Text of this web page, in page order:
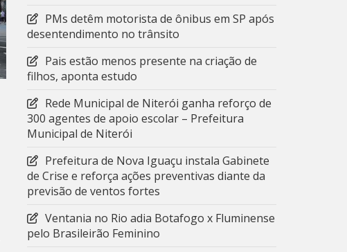
PMs detêm motorista de ônibus em SP após
desentendimento no trânsito
Pais estão menos presente na criação de
filhos, aponta estudo
Rede Municipal de Niterói ganha reforço de
300 agentes de apoio escolar – Prefeitura
Municipal de Niterói
Prefeitura de Nova Iguaçu instala Gabinete
de Crise e reforça ações preventivas diante da
previsão de ventos fortes
Ventania no Rio adia Botafogo x Fluminense
pelo Brasileirão Feminino